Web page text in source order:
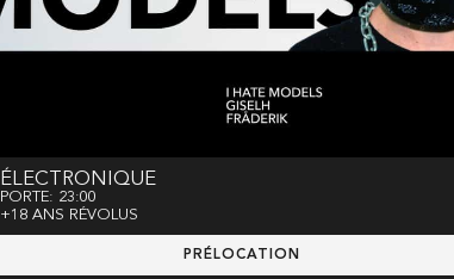
ÉLECTRONIQUE
PORTE: 23:00
+18 ANS RÉVOLUS
PRÉLOCATION